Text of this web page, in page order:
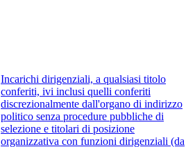
Incarichi dirigenziali, a qualsiasi titolo
conferiti, ivi inclusi quelli conferiti
discrezionalmente dall'organo di indirizzo
politico senza procedure pubbliche di
selezione e titolari di posizione
organizzativa con funzioni dirigenziali (da